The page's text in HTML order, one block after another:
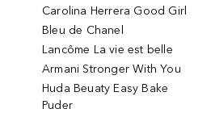
Carolina Herrera Good Girl
Bleu de Chanel
Lancôme La vie est belle
Armani Stronger With You
Huda Beuaty Easy Bake
Puder